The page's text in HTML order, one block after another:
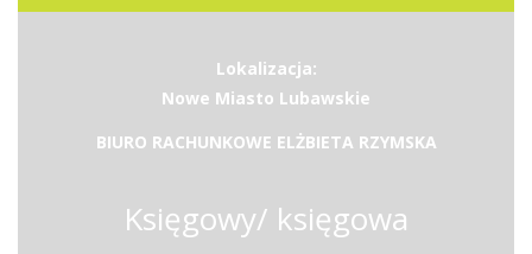
Lokalizacja:
Nowe Miasto Lubawskie
BIURO RACHUNKOWE ELŻBIETA RZYMSKA
Księgowy/ księgowa